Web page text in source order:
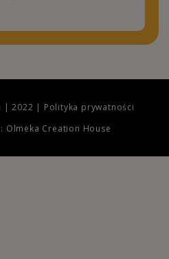
| 2022 | Polityka prywatności
Olmeka Creation House